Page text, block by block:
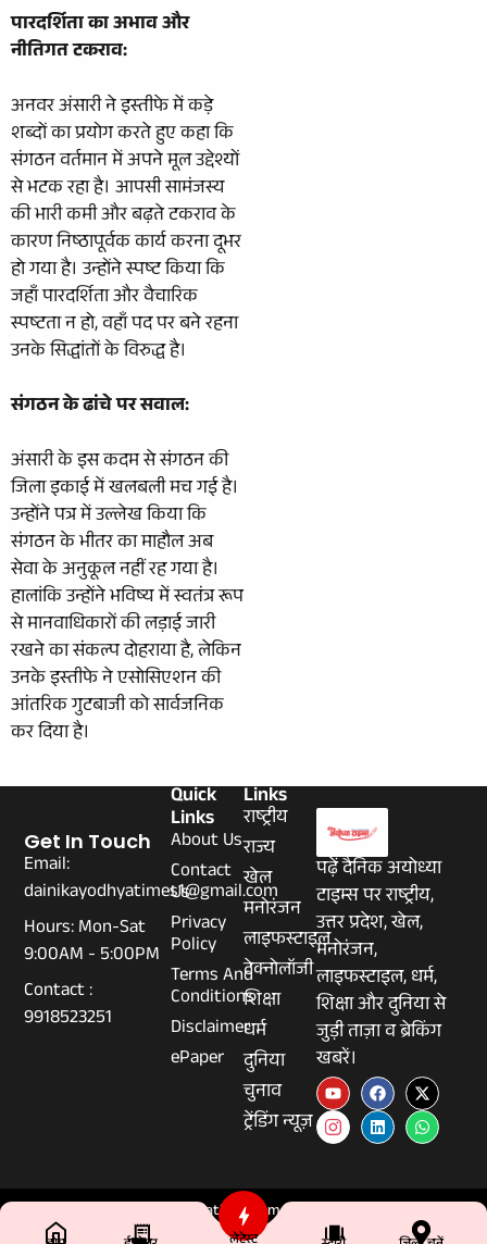
पारदर्शिता का अभाव और
नीतिगत टकराव:
अनवर अंसारी ने इस्तीफे में कड़े
शब्दों का प्रयोग करते हुए कहा कि
संगठन वर्तमान में अपने मूल उद्देश्यों
से भटक रहा है। आपसी सामंजस्य
की भारी कमी और बढ़ते टकराव के
कारण निष्ठापूर्वक कार्य करना दूभर
हो गया है। उन्होंने स्पष्ट किया कि
जहाँ पारदर्शिता और वैचारिक
स्पष्टता न हो, वहाँ पद पर बने रहना
उनके सिद्धांतों के विरुद्ध है।
संगठन के ढांचे पर सवाल:
अंसारी के इस कदम से संगठन की
जिला इकाई में खलबली मच गई है।
उन्होंने पत्र में उल्लेख किया कि
संगठन के भीतर का माहौल अब
सेवा के अनुकूल नहीं रह गया है।
हालांकि उन्होंने भविष्य में स्वतंत्र रूप
से मानवाधिकारों की लड़ाई जारी
रखने का संकल्प दोहराया है, लेकिन
उनके इस्तीफे ने एसोसिएशन की
आंतरिक गुटबाजी को सार्वजनिक
कर दिया है।
पढ़ें दैनिक अयोध्या
टाइम्स पर राष्ट्रीय,
उत्तर प्रदेश, खेल,
मनोरंजन,
लाइफस्टाइल, धर्म,
शिक्षा और दुनिया से
जुड़ी ताज़ा व ब्रेकिंग
खबरें।
Links
राष्ट्रीय
राज्य
खेल
मनोरंजन
लाइफस्टाइल
टेक्नोलॉजी
शिक्षा
धर्म
दुनिया
चुनाव
ट्रेंडिंग न्यूज़
Quick
Links
About Us
Contact
Us
Privacy
Policy
Terms And
Conditions
Disclaimer
ePaper
Get In Touch
Email:
dainikayodhyatimes1@gmail.com
Hours: Mon-Sat
9:00AM - 5:00PM
Contact :
9918523251
© 2026 Dainikayodhyatimes.com - All Rights Reserved.